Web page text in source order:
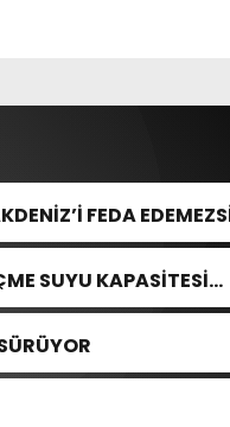
FEDA
SUYU KAPASİTESİ